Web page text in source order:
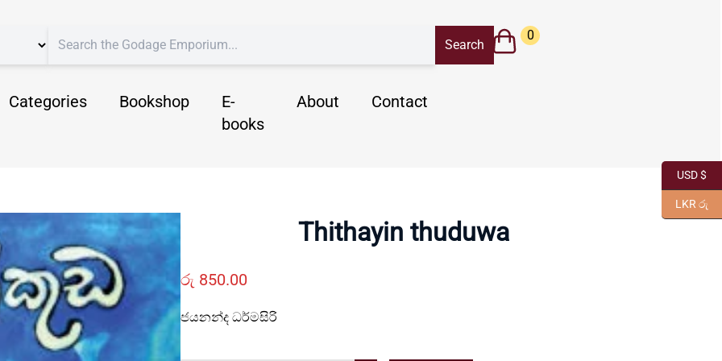
Categories Bookshop
E-
books
About Contact
0
Thithayin thuduwa
රු 850.00
ජයනන්ද ධර්මසිරි
USD $
LKR රු